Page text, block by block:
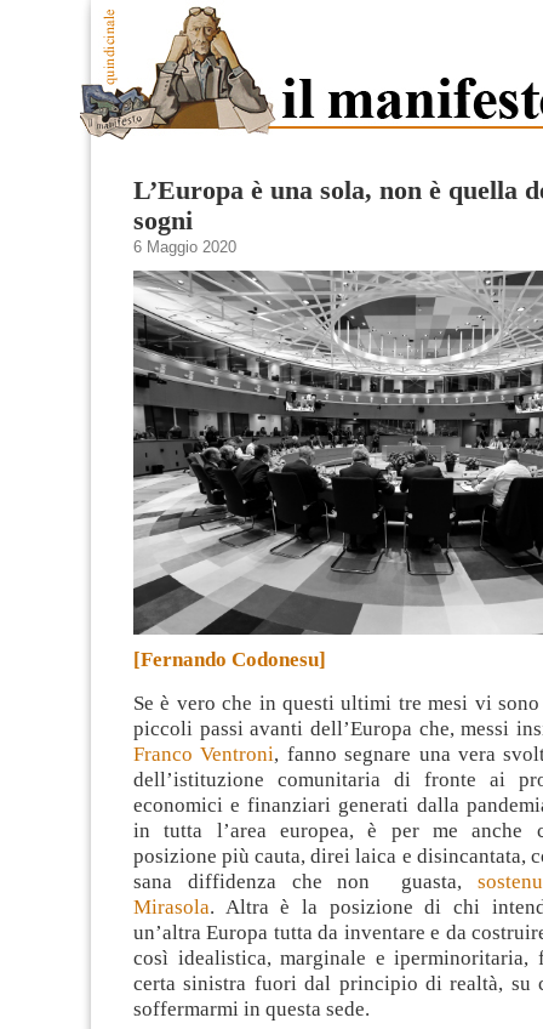
L’Europa è una sola, non è quella
sogni
6 Maggio 2020
[Fernando Codonesu]
Se è vero che in questi ultimi tre mesi vi
piccoli passi avanti dell’Europa che, messi
Franco Ventroni, fanno segnare una vera
dell’istituzione comunitaria di fronte ai
economici e finanziari generati dalla
in tutta l’area europea, è per me anche
posizione più cauta, direi laica e disincantata,
sana diffidenza che non guasta,
Mirasola. Altra è la posizione di chi
un’altra Europa tutta da inventare e da
così idealistica, marginale e iperminoritaria,
certa sinistra fuori dal principio di realtà, su
soffermarmi in questa sede.